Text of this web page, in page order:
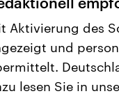
Aktivierung des
und
lesen Sie in